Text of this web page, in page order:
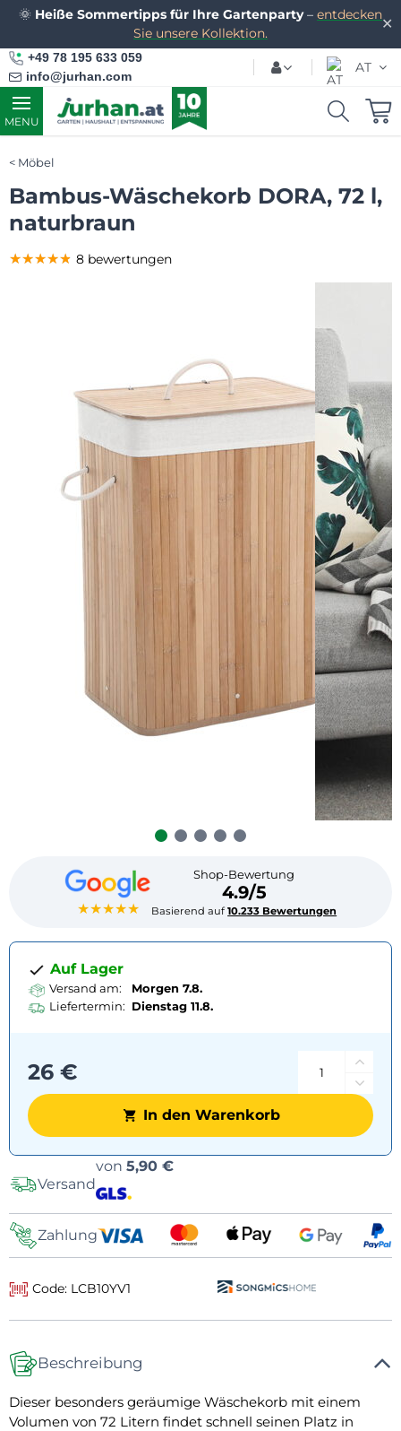
✕
🌞 Heiße Sommertipps für Ihre Gartenparty– entdecken
Sie unsere Kollektion.
+49 78 195 633 059
info@jurhan.com
AT
MENU
Möbel
Bambus-Wäschekorb DORA, 72 l,
naturbraun
★★★★★
Shop-Bewertung
4.9/5
Basierend auf10.233 Bewertungen
★★★★★
★★★★★
★★★★★ 8 bewertungen
Auf Lager
Versand am:
Morgen 7.8.
Liefertermin: Dienstag 11.8.
26 €
In den Warenkorb
Versand
von 5,90 €
Zahlung
Code: LCB10YV1
Beschreibung
Dieser besonders geräumige Wäschekorb mit einem
Volumen von 72 Litern findet schnell seinen Platz in